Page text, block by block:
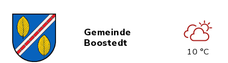
Gemeinde
Boostedt
10 °C